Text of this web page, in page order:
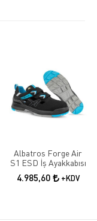
Albatros Forge Air
S1 ESD İş Ayakkabısı
4.985,60 +KDV